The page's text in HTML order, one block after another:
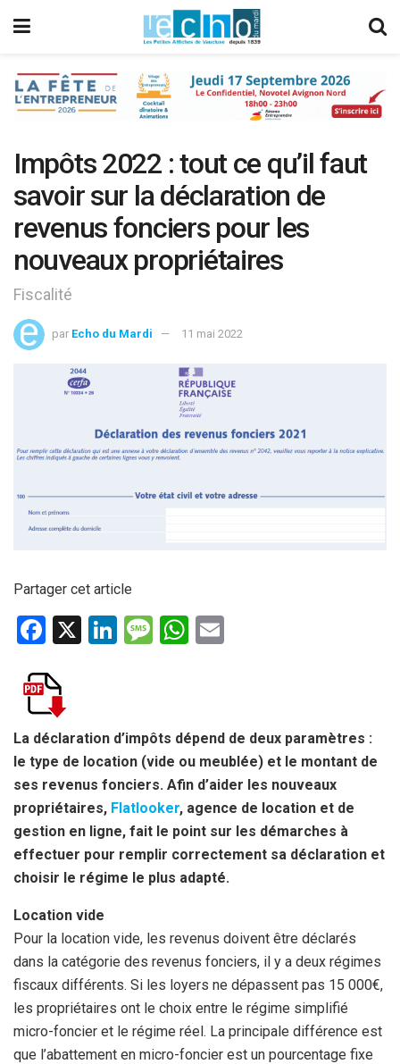
Impôts 2022 : tout ce qu’il faut
savoir sur la déclaration de
revenus fonciers pour les
nouveaux propriétaires
Fiscalité
par Echo du Mardi 11 mai 2022
Partager cet article
F
ce
b
o
o
k
X
Li
n
M
g
e
W
A
p
p
La déclaration d’impôts dépend de deux paramètres :
le type de location (vide ou meublée) et le montant de
ses revenus fonciers. Afin d’aider les nouveaux
propriétaires, Flatlooker, agence de location et de
gestion en ligne, fait le point sur les démarches à
effectuer pour remplir correctement sa déclaration et
choisir le régime le plus adapté.
Location vide
Pour la location vide, les revenus doivent être déclarés
dans la catégorie des revenus fonciers, il y a deux régimes
fiscaux différents. Si les loyers ne dépassent pas 15 000€,
les propriétaires ont le choix entre le régime simplifié
micro-foncier et le régime réel. La principale différence est
que l’abattement en micro-foncier est un pourcentage fixe